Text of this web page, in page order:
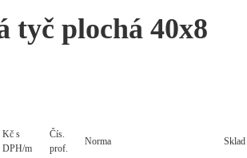
tyč plochá 40x8
Kč s
DPH/m
Čís.
prof.
Norma Sklad